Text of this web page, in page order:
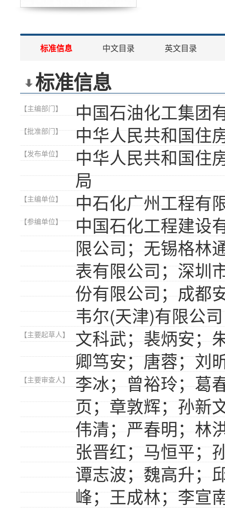
标准信息 中文目录 英文目录
标准信息
【主编部门】 中国石油化工集团
【批准部门】 中华人民共和国住
【发布单位】
中华人民共和国住
局
【主编单位】 中石化广州工程有
【参编单位】
中国石化工程建设
限公司；无锡格林
表有限公司；深圳
份有限公司；成都
韦尔(天津)有限公司
【主要起草人】
文科武；裴炳安；
卿笃安；唐蓉；刘
【主要审查人】
李冰；曾裕玲；葛
页；章敦辉；孙新
伟清；严春明；林
张晋红；马恒平；
谭志波；魏高升；
峰；王成林；李宣